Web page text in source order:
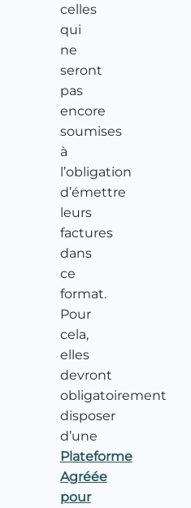
celles
qui
ne
seront
pas
encore
soumises
à
l’obligation
d’émettre
leurs
factures
dans
ce
format.
Pour
cela,
elles
devront
obligatoirement
disposer
d’une
Plateforme
Agréée
pour